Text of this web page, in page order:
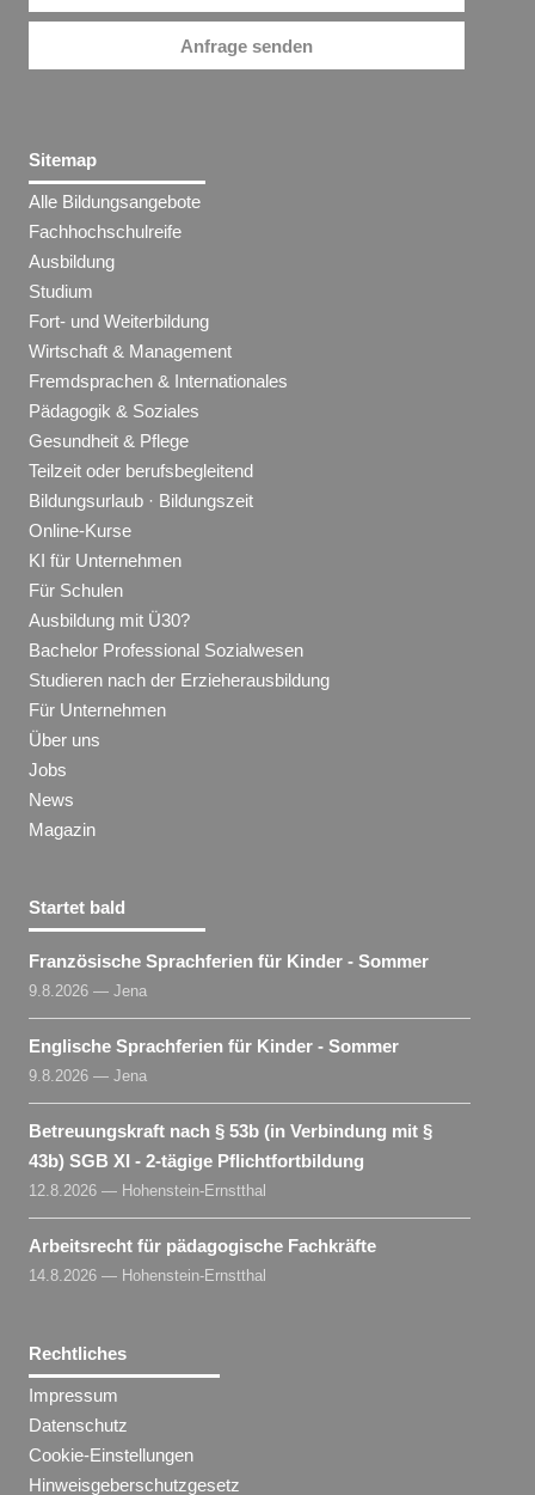
Anfrage senden
Sitemap
Alle Bildungsangebote
Fachhochschulreife
Ausbildung
Studium
Fort- und Weiterbildung
Wirtschaft & Management
Fremdsprachen & Internationales
Pädagogik & Soziales
Gesundheit & Pflege
Teilzeit oder berufsbegleitend
Bildungsurlaub · Bildungszeit
Online-Kurse
KI für Unternehmen
Für Schulen
Ausbildung mit Ü30?
Bachelor Professional Sozialwesen
Studieren nach der Erzieherausbildung
Für Unternehmen
Über uns
Jobs
News
Magazin
Startet bald
Französische Sprachferien für Kinder - Sommer
9.8.2026 — Jena
Englische Sprachferien für Kinder - Sommer
9.8.2026 — Jena
Betreuungskraft nach § 53b (in Verbindung mit §
43b) SGB XI - 2-tägige Pflichtfortbildung
12.8.2026 — Hohenstein-Ernstthal
Arbeitsrecht für pädagogische Fachkräfte
14.8.2026 — Hohenstein-Ernstthal
Rechtliches
Impressum
Datenschutz
Cookie-Einstellungen
Hinweisgeberschutzgesetz